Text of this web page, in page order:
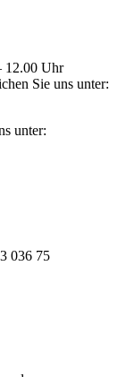
12.00 Uhr
Sie uns unter:
unter:
036 75